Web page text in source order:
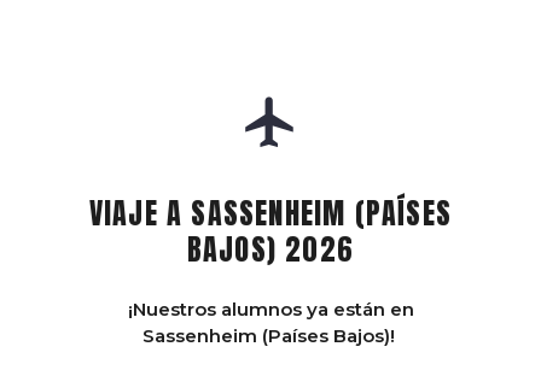
VIAJE A SASSENHEIM (PAÍSES
BAJOS) 2026
¡Nuestros alumnos ya están en
Sassenheim (Países Bajos)!